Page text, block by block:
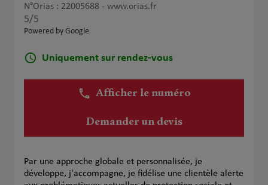
N°Orias : 22005688 - www.orias.fr
5/5
Powered by Google
Uniquement sur rendez-vous
Afficher le numéro
Demander un devis
Par une approche globale et personnalisée, je
développe, j'accompagne, je fidélise une clientèle alerte